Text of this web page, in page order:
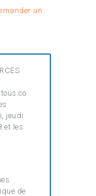
un
jeudi
et les
de